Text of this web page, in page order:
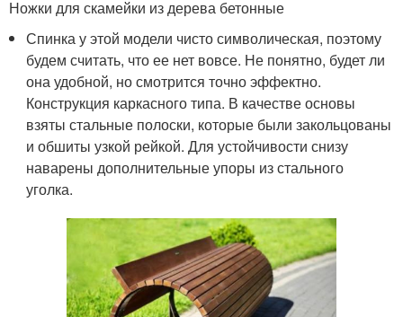
Ножки для скамейки из дерева бетонные
Спинка у этой модели чисто символическая, поэтому
будем считать, что ее нет вовсе. Не понятно, будет ли
она удобной, но смотрится точно эффектно.
Конструкция каркасного типа. В качестве основы
взяты стальные полоски, которые были закольцованы
и обшиты узкой рейкой. Для устойчивости снизу
наварены дополнительные упоры из стального
уголка.